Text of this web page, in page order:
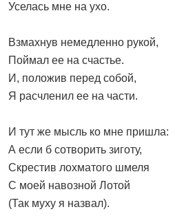
Уселась мне на ухо.
Взмахнув немедленно рукой,
Поймал ее на счастье.
И, положив перед собой,
Я расчленил ее на части.
И тут же мысль ко мне пришла:
А если б сотворить зиготу,
Скрестив лохматого шмеля
С моей навозной Лотой
(Так муху я назвал).